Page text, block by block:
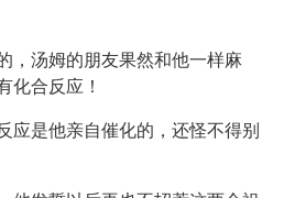
，汤姆的朋友果然和他一样麻
化合反应！
应是他亲自催化的，还怪不得别